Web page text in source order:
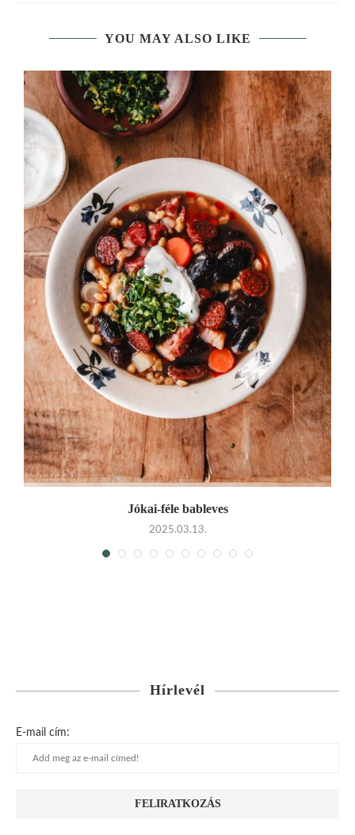
YOU MAY ALSO LIKE
Jókai-féle bableves
2025.03.13.
Hírlevél
E-mail cím: